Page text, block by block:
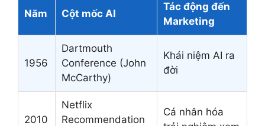
Năm Cột mốc AI
Tác động đến
Marketing
1956
Dartmouth
Conference (John
McCarthy)
Khái niệm AI ra
đời
2010
Netflix
Recommendation
Cá nhân hóa